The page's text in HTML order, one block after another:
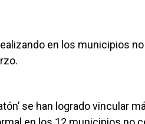
en los municipios
se han logrado vincular